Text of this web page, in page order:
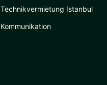
Technikvermietung Istanbul
Kommunikation